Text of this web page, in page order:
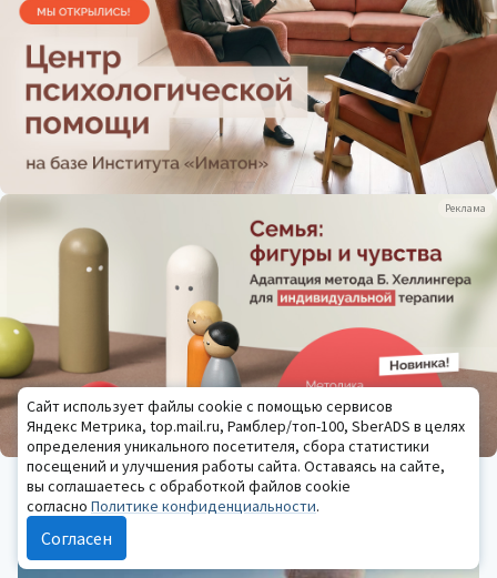
Реклама
ОБУЧЕНИЕ ПСИХОЛОГИИ
Сайт использует файлы cookie с помощью сервисов
Яндекс Метрика, top.mail.ru, Рамблер/топ-100, SberADS в целях
определения уникального посетителя, сбора статистики
посещений и улучшения работы сайта. Оставаясь на сайте,
вы соглашаетесь с обработкой файлов cookie
согласно Политике конфиденциальности.
Согласен